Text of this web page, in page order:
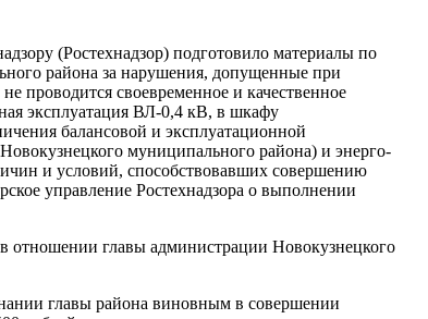
(Ростехнадзор) подготовило материалы по
района за нарушения, допущенные при
проводится своевременное и качественное
эксплуатация ВЛ-0,4 кВ, в шкафу
балансовой и эксплуатационной
муниципального района) и энерго-
и условий, способствовавших совершению
управление Ростехнадзора о выполнении
отношении главы администрации Новокузнецкого
главы района виновным в совершении